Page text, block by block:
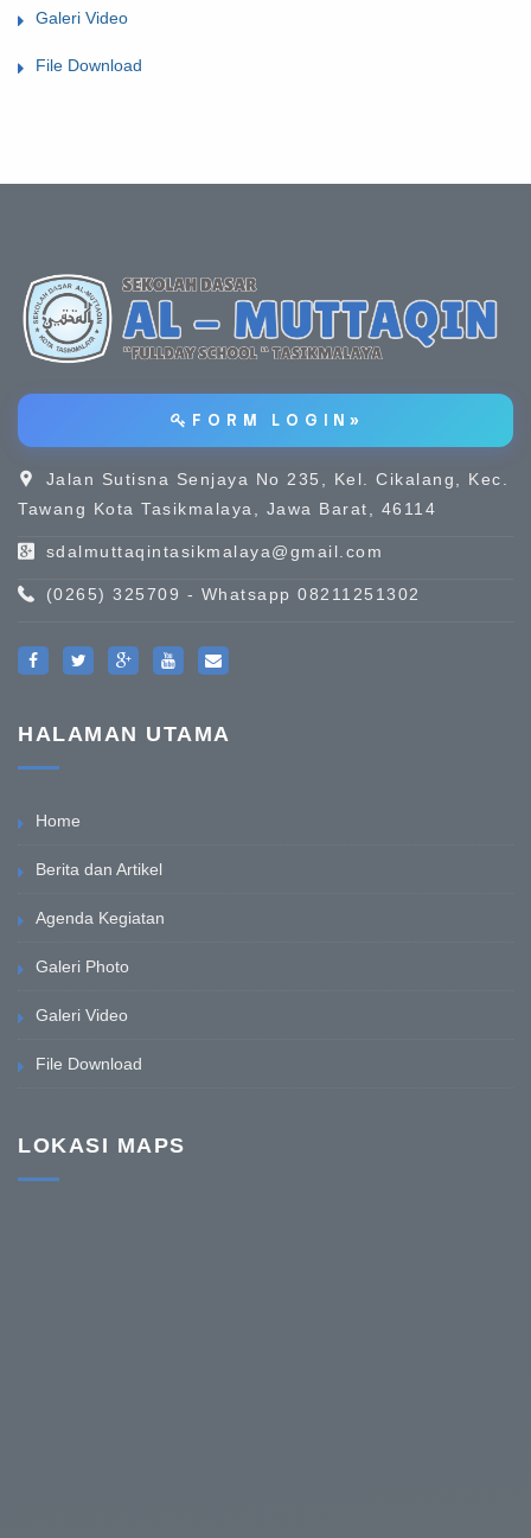
Galeri Video
File Download
F O R M L O G I N »
Jalan Sutisna Senjaya No 235, Kel. Cikalang, Kec.
Tawang Kota Tasikmalaya, Jawa Barat, 46114
sdalmuttaqintasikmalaya@gmail.com
(0265) 325709 - Whatsapp 08211251302
HALAMAN UTAMA
Home
Berita dan Artikel
Agenda Kegiatan
Galeri Photo
Galeri Video
File Download
LOKASI MAPS